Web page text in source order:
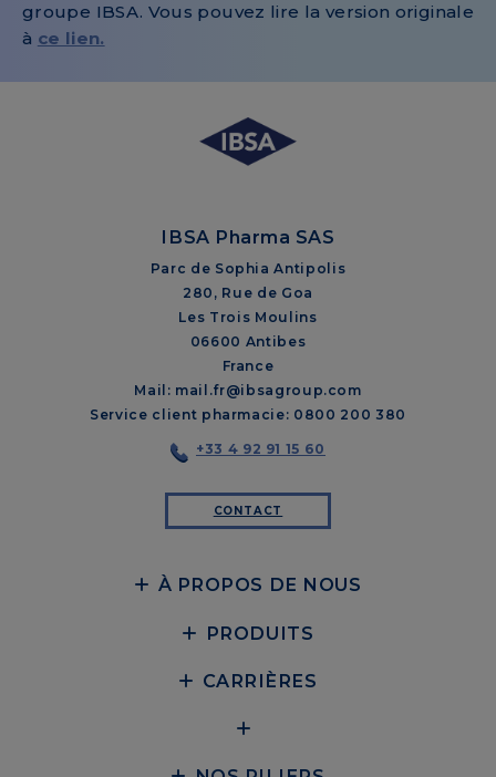
groupe IBSA. Vous pouvez lire la version originale
à ce lien.
IBSA Pharma SAS
Parc de Sophia Antipolis
280, Rue de Goa
Les Trois Moulins
06600 Antibes
France
Mail: mail.fr@ibsagroup.com
Service client pharmacie: 0800 200 380
+33 4 92 91 15 60
CONTACT
À PROPOS DE NOUS
PRODUITS
CARRIÈRES